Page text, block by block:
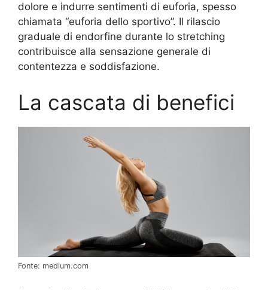
dolore e indurre sentimenti di euforia, spesso
chiamata “euforia dello sportivo”. Il rilascio
graduale di endorfine durante lo stretching
contribuisce alla sensazione generale di
contentezza e soddisfazione.
La cascata di benefici
Fonte: medium.com